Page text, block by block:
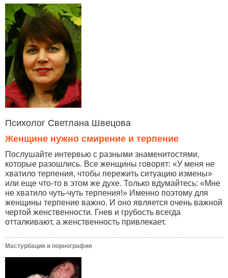
Психолог Светлана Швецова
Женщине нужно смирение и терпение
Послушайте интервью с разными знаменитостями,
которые разошлись. Все женщины говорят: «У меня не
хватило терпения, чтобы пережить ситуацию измены»
или еще что-то в этом же духе. Только вдумайтесь: «Мне
не хватило чуть-чуть терпения!» Именно поэтому для
женщины терпение важно. И оно является очень важной
чертой женственности. Гнев и грубость всегда
отталкивают, а женственность привлекает.
Мастурбация и порнография